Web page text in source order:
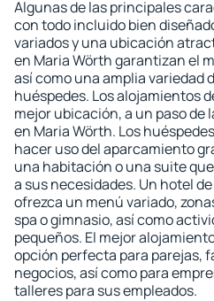
Algunas de las principales
con todo incluido bien
variados y una ubicación
en Maria Wörth garantizan el
así como una amplia variedad
huéspedes. Los alojamientos
mejor ubicación, a un paso
en Maria Wörth. Los
hacer uso del aparcamiento
una habitación o una suite
a sus necesidades. Un hotel
ofrezca un menú variado,
spa o gimnasio, así como
pequeños. El mejor
opción perfecta para parejas,
negocios, así como para
talleres para sus empleados.